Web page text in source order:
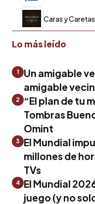
Caras y Caretas
Lo más leído
1
Un amigable
amigable
2
“El plan de tu
Tombras
Omint
3
El Mundial
millones de
TVs
4 El Mundial
juego (y no